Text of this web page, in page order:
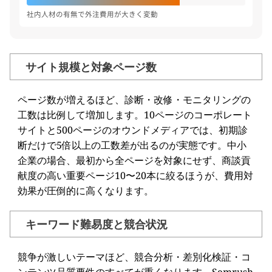
社内人材の有無で外注費用が大きく変動
サイト規模と対象ページ数
ページ数が増えるほど、診断・改修・モニタリングの
工数は比例して増加します。10ページのコーポレート
サイトと500ページのオウンドメディアでは、初期診
断だけで5倍以上の工数差が出るのが実態です。中小
企業の場合、最初から全ページを対象にせず、商談貢
献度の高い重要ページ10〜20本に絞るほうが、費用対
効果が圧倒的に高くなります。
キーワード難易度と競合状況
競争が激しいテーマほど、競合分析・差別化検証・コ